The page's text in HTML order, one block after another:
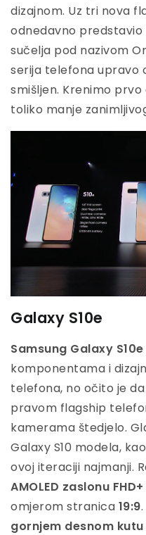
dizajnom. Uz tri nova
odnedavno
sučelja pod nazivom
serija telefona upravo
smišljen. Krenimo
toliko manje
Galaxy S10e
Samsung Galaxy S10e
komponentama i
telefona, no očito je
pravom flagship
kamerama štedjelo.
Galaxy S10 modela,
ovoj iteraciji najmanji.
AMOLED zaslonu
omjerom stranica 19:9
gornjem desnom